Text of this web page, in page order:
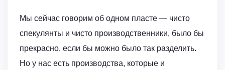
Мы сейчас говорим об одном пласте — чисто
спекулянты и чисто производственники, было бы
прекрасно, если бы можно было так разделить.
Но у нас есть производства, которые и